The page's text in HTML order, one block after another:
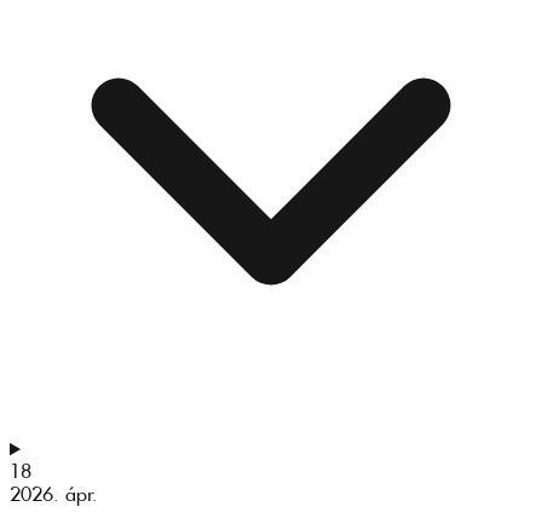
18
2026. ápr.